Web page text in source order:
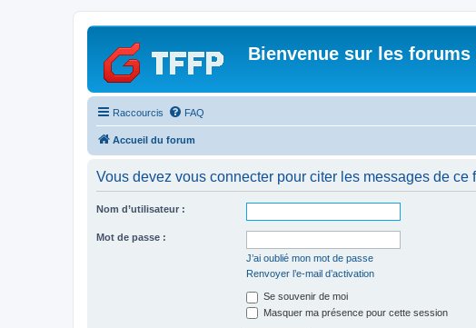
Bienvenue sur les forums
Raccourcis FAQ
Accueil du forum
Vous devez vous connecter pour citer les messages de ce
Nom d’utilisateur :
Mot de passe :
J’ai oublié mon mot de passe
Renvoyer l’e-mail d’activation
Se souvenir de moi
Masquer ma présence pour cette session